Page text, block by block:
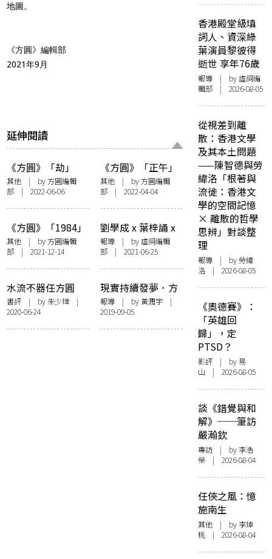
地圖。
《方圓》編輯部
2021年9月
延伸閱讀
《方圓》「劫」
——編者話
其他 | by 方圓編輯
部 | 2022-06-06
《方圓》「正午」
——編者話
其他| by 方圓編輯
部 | 2022-04-04
《方圓》「1984」
——編者話
其他 | by 方圓編輯
部 | 2021-12-14
劉學成 x 葉梓誦 x
Ren Wan@執嘢 x
鄧小樺——方圓讀
書會：執．拾．斷
捨離（不了）
報導| by 虛詞編輯
部 | 2021-06-25
水流不器任方圓
——讀《方圓》札
記五則
書評 | by 朱少璋 |
2020-06-24
現實持續發夢．方
圓共同出神——記
《方圓》創刊號發
佈會
報導| by 黃潤宇|
2019-09-05
香港殿堂級填
詞人、資深綠
葉演員黎彼得
逝世 享年76歲
報導 | by 虛詞編
輯部 | 2026-08-05
從視差到離
散：香港文學
及其本土問題
——陳智德與勞
緯洛「根著與
流徙：香港文
學的空間記憶
× 離散的哲學
思辨」對談整
理
報導 | by 勞緯
洛 | 2026-08-05
《奧德賽》：
「英雄回
歸」，定
PTSD？
影評 | by 易
山 | 2026-08-05
談《錯覺與和
解》──筆訪
嚴瀚欽
專訪 | by 李浩
榮 | 2026-08-04
任俠之風：憶
施南生
其他 | by 李焯
桃 | 2026-08-04